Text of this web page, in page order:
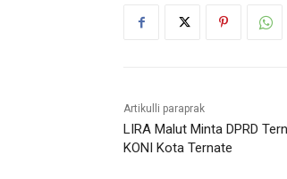
Artikulli paraprak
LIRA Malut Minta DPRD
KONI Kota Ternate